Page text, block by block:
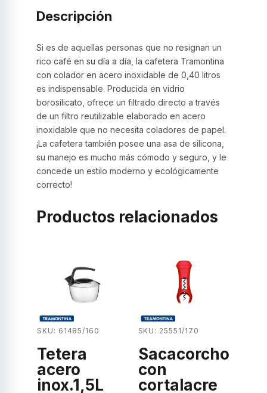
Descripción
Si es de aquellas personas que no resignan un
rico café en su día a día, la cafetera Tramontina
con colador en acero inoxidable de 0,40 litros
es indispensable. Producida en vidrio
borosilicato, ofrece un filtrado directo a través
de un filtro reutilizable elaborado en acero
inoxidable que no necesita coladores de papel.
¡La cafetera también posee una asa de silicona,
su manejo es mucho más cómodo y seguro, y le
concede un estilo moderno y ecológicamente
correcto!
Productos relacionados
SKU: 61485/160
Tetera
acero
inox.1,5L
SKU: 25551/170
Sacacorcho
con
cortalacre